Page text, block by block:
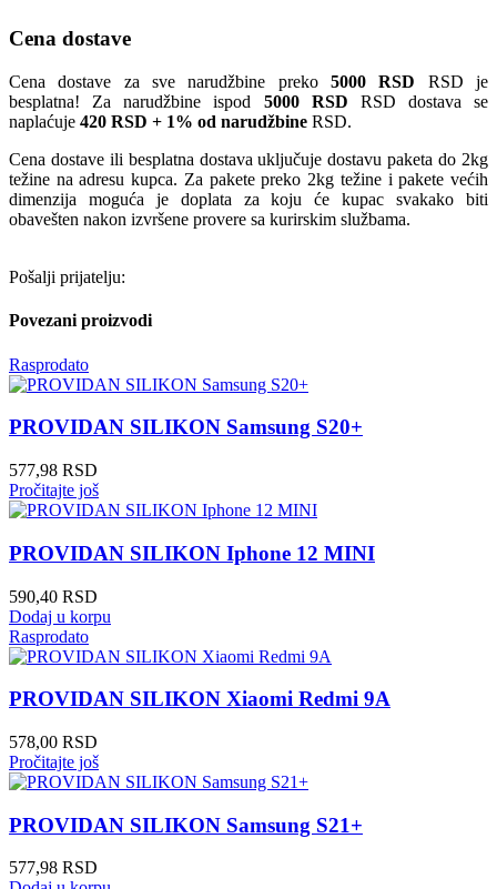
Cena dostave
Cena dostave za sve narudžbine preko 5000 RSD RSD je
besplatna! Za narudžbine ispod 5000 RSD RSD dostava se
naplaćuje 420 RSD + 1% od narudžbine RSD.
Cena dostave ili besplatna dostava uključuje dostavu paketa do 2kg
težine na adresu kupca. Za pakete preko 2kg težine i pakete većih
dimenzija moguća je doplata za koju će kupac svakako biti
obavešten nakon izvršene provere sa kurirskim službama.
Pošalji prijatelju:
Povezani proizvodi
Rasprodato
PROVIDAN SILIKON Samsung S20+
577,98 RSD
Pročitajte još
PROVIDAN SILIKON Iphone 12 MINI
590,40 RSD
Dodaj u korpu
Rasprodato
PROVIDAN SILIKON Xiaomi Redmi 9A
578,00 RSD
Pročitajte još
PROVIDAN SILIKON Samsung S21+
577,98 RSD